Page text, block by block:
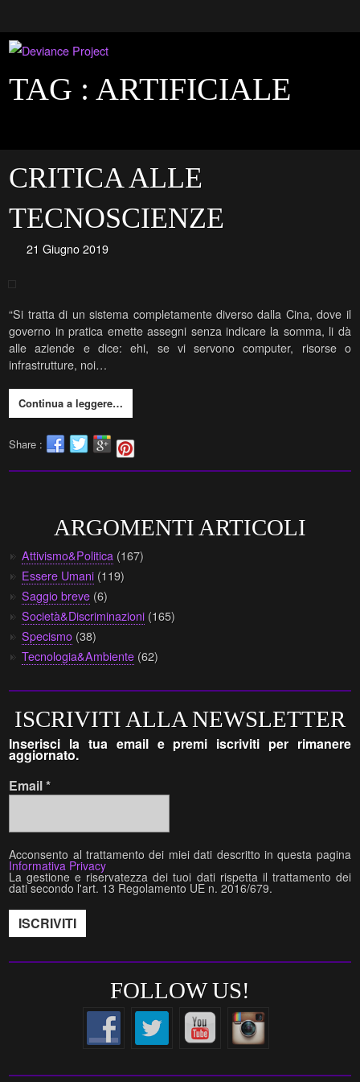
TAG :ARTIFICIALE
CRITICA ALLE
TECNOSCIENZE
21 Giugno 2019
“Si tratta di un sistema completamente diverso dalla Cina, dove il
governo in pratica emette assegni senza indicare la somma, li dà
alle aziende e dice: ehi, se vi servono computer, risorse o
infrastrutture, noi…
Continua a leggere…
Share :
ARGOMENTI ARTICOLI
Attivismo&Politica (167)
Essere Umani (119)
Saggio breve (6)
Società&Discriminazioni (165)
Specismo (38)
Tecnologia&Ambiente (62)
ISCRIVITI ALLA NEWSLETTER
Inserisci la tua email e premi iscriviti per rimanere
aggiornato.
Email*
Acconsento al trattamento dei miei dati descritto in questa pagina
Informativa Privacy
La gestione e riservatezza dei tuoi dati rispetta il trattamento dei
dati secondo l'art. 13 Regolamento UE n. 2016/679.
FOLLOW US!